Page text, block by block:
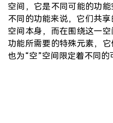
空间，它是不同可能的功
不同的功能来说，它们共
空间本身，而在围绕这一
功能所需要的特殊元素，它
也为“空”空间限定着不同的